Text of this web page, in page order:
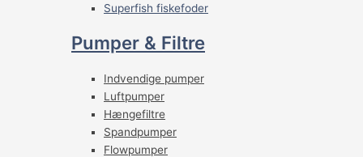
Superfish fiskefoder
Pumper & Filtre
Indvendige pumper
Luftpumper
Hængefiltre
Spandpumper
Flowpumper